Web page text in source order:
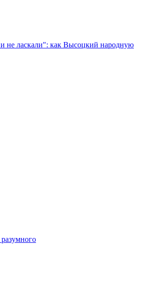
не ласкали": как Высоцкий народную